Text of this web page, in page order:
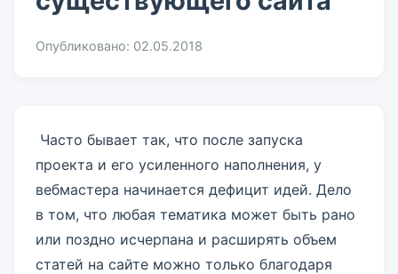
Опубликовано: 02.05.2018
Часто бывает так, что после запуска
проекта и его усиленного наполнения, у
вебмастера начинается дефицит идей. Дело
в том, что любая тематика может быть рано
или поздно исчерпана и расширять объем
статей на сайте можно только благодаря